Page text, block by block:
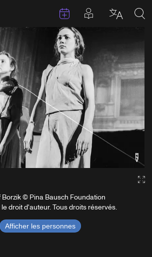
à la page d'accueil Évenements
Articles en
Borzik © Pina Bausch Foundation
droit d'auteur. Tous droits réservés.
Afficher les personnes